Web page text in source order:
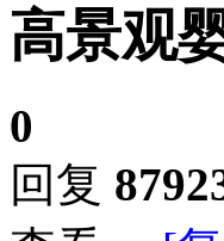
高景观
0
回复